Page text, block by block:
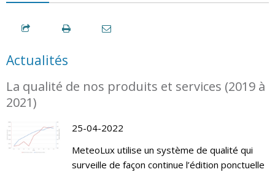
Actualités
La qualité de nos produits et services (2019 à
2021)
25-04-2022
MeteoLux utilise un système de qualité qui
surveille de façon continue l’édition ponctuelle